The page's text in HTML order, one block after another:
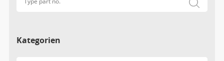
Kategorien